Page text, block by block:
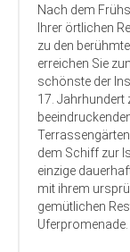
Nach dem
Ihrer örtlichen
zu den
erreichen Sie
schönste der
17. Jahrhundert
dem Schiff zur
einzige
mit ihrem
gemütlichen
Uferpromenade.